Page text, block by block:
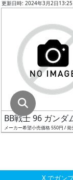
成
形
更新日時: 2024年3月2日
BB戦士 96 ガンダ
メーカー希望小売価格 550円 /
X でガン